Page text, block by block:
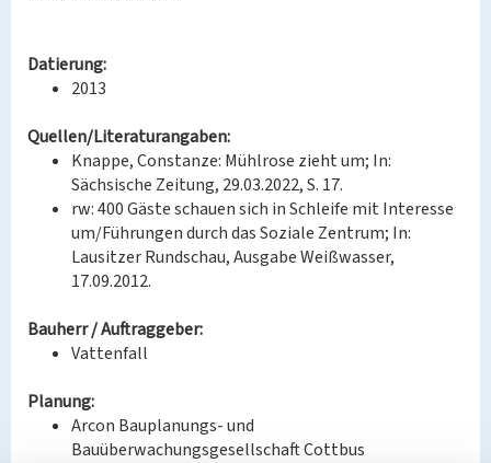
Datierung:
2013
Quellen/Literaturangaben:
Knappe, Constanze: Mühlrose zieht um; In:
Sächsische Zeitung, 29.03.2022, S. 17.
rw: 400 Gäste schauen sich in Schleife mit Interesse
um/Führungen durch das Soziale Zentrum; In:
Lausitzer Rundschau, Ausgabe Weißwasser,
17.09.2012.
Bauherr / Auftraggeber:
Vattenfall
Planung:
Arcon Bauplanungs- und
Bauüberwachungsgesellschaft Cottbus